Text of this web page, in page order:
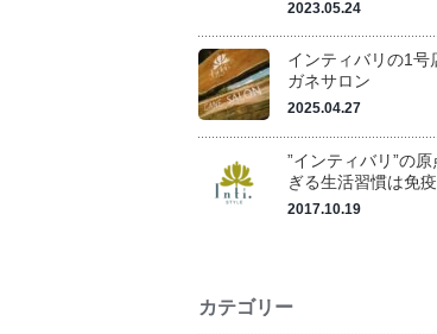
2023.05.24
インティバリの1号
ガネサロン
2025.04.27
”インティバリ”の
ぎる生活習慣は免
2017.10.19
カテゴリー